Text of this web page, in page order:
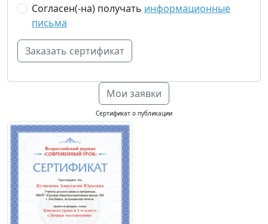
Согласен(-на) получать информационные
письма
Мои заявки
Сертификат о публикации